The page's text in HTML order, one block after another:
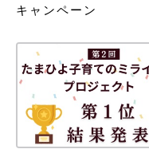
キャンペーン